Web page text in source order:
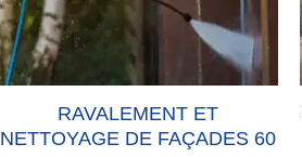
RAVALEMENT ET
NETTOYAGE DE FAÇADES 60